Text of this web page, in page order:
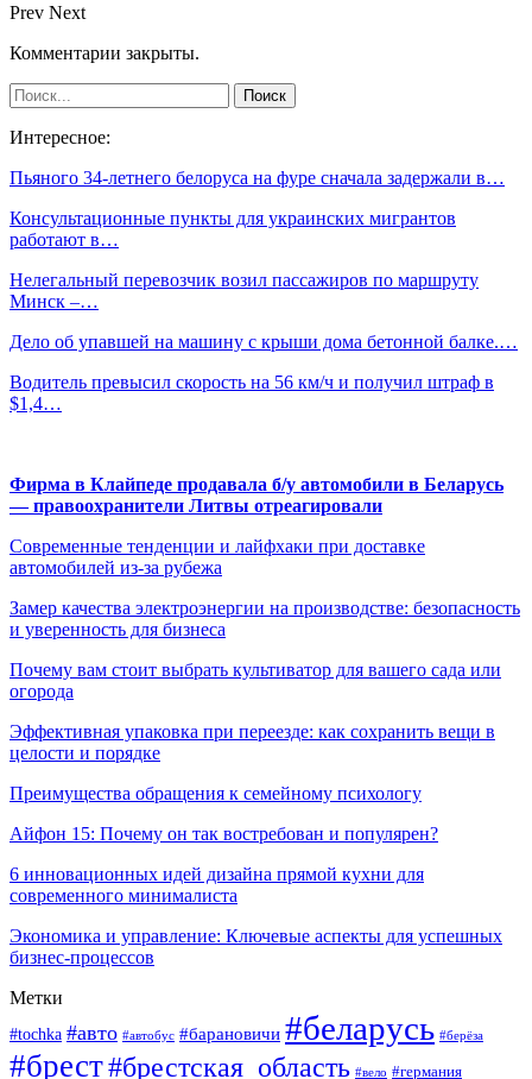
Prev Next
Комментарии закрыты.
Интересное:
Пьяного 34-летнего белоруса на фуре сначала задержали в…
Консультационные пункты для украинских мигрантов
работают в…
Нелегальный перевозчик возил пассажиров по маршруту
Минск –…
Дело об упавшей на машину с крыши дома бетонной балке.…
Водитель превысил скорость на 56 км/ч и получил штраф в
$1,4…
Фирма в Клайпеде продавала б/у автомобили в Беларусь
— правоохранители Литвы отреагировали
Современные тенденции и лайфхаки при доставке
автомобилей из-за рубежа
Замер качества электроэнергии на производстве: безопасность
и уверенность для бизнеса
Почему вам стоит выбрать культиватор для вашего сада или
огорода
Эффективная упаковка при переезде: как сохранить вещи в
целости и порядке
Преимущества обращения к семейному психологу
Айфон 15: Почему он так востребован и популярен?
6 инновационных идей дизайна прямой кухни для
современного минималиста
Экономика и управление: Ключевые аспекты для успешных
бизнес-процессов
Метки
#tochka #авто #автобус #барановичи #беларусь #берёза
#брест#брестская_область #вело #германия